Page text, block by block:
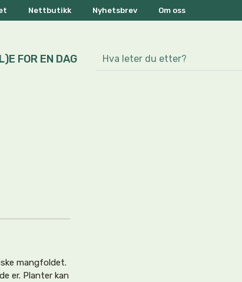
Nettbutikk Nyhetsbrev Om oss
FOR EN DAG
mangfoldet.
er. Planter kan